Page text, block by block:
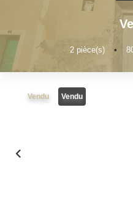
NOS
2 pièce(s) •
Vendu Vendu